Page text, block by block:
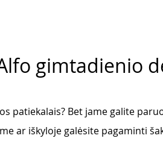
gimtadienio
patiekalais? Bet jame galite
ar iškyloje galėsite pagaminti